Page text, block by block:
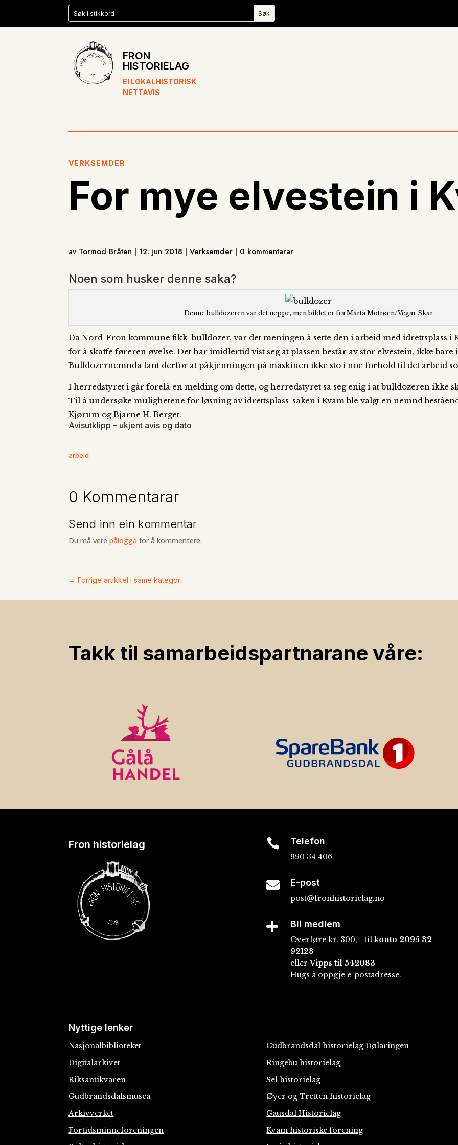
FRON
HISTORIELAG
EI LOKALHISTORISK
NETTAVIS
VERKSEMDER
For mye elvestein i
av Tormod Bråten | 12. jun 2018 | Verksemder | 0 kommentarar
Noen som husker denne saka?
Denne bulldozeren var det neppe, men bildet er fra Marta Motrøen/Vegar Skar
Da Nord-Fron kommune fikk bulldozer, var det meningen å sette den i arbeid med idrettsplass i
for å skaffe føreren øvelse. Det har imidlertid vist seg at plassen består av stor elvestein, ikke
Bulldozernemnda fant derfor at påkjenningen på maskinen ikke sto i noe forhold til det arbeid
I herredstyret i går forelå en melding om dette, og herredstyret sa seg enig i at bulldozeren ikke
Til å undersøke mulighetene for løsning av idrettsplass-saken i Kvam ble valgt en nemnd
Kjørum og Bjarne H. Berget.
Avisutklipp – ukjent avis og dato
arbeid
0 Kommentarar
Send inn ein kommentar
Du må verepålogga for å kommentere.
←Forrige artikkel i same kategori
Takk til samarbeids­partnarane våre:
Fron historielag  Telefon
990 34 406
 E-post
post@fronhistorielag.no
 Bli medlem
Overføre kr. 300,– tilkonto 2095 32
92123
ellerVipps til 542083
Hugs å oppgje e-postadresse.
Nyttige lenker
Nasjonalbiblioteket
Digitalarkivet
Riksantikvaren
Gudbrandsdalsmusea
Arkivverket
Fortidsminneforeningen
Gudbrandsdal historielag Dølaringen
Ringebu historielag
Sel historielag
Øyer og Tretten historielag
Gausdal Historielag
Kvam historiske forening